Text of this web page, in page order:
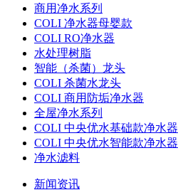
商用净水系列
COLI 净水器母婴款
COLI RO净水器
水处理树脂
智能（杀菌）龙头
COLI 杀菌水龙头
COLI 商用防垢净水器
全屋净水系列
COLI 中央优水基础款净水器
COLI 中央优水智能款净水器
净水滤料
新闻资讯